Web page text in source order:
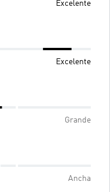
Excelente
Excelente
Grande
Ancha